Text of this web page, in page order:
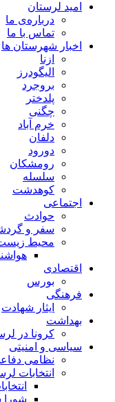
امید لرستان
درباره‌ی ما
تماس با ما
اخبار شهرستان ها
ازنا
الیگودرز
بروجرد
پلدختر
چگنی
خرم آباد
دلفان
دورود
رومشکان
سلسله
کوهدشت
اجتماعی
حوادث
سفر و
محیط
اقتصادی
بورس
فرهنگی
ایثار شهادت
بهداشت
کرونا در
سیاسی و امنیتی
نظامی
انتخابات
شورا